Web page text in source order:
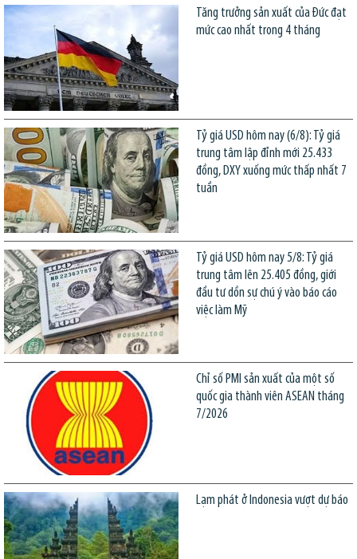
Tăng trưởng sản xuất của Đức đạt
mức cao nhất trong 4 tháng
Tỷ giá USD hôm nay (6/8): Tỷ giá
trung tâm lập đỉnh mới 25.433
đồng, DXY xuống mức thấp nhất 7
tuần
Tỷ giá USD hôm nay 5/8: Tỷ giá
trung tâm lên 25.405 đồng, giới
đầu tư dồn sự chú ý vào báo cáo
việc làm Mỹ
Chỉ số PMI sản xuất của một số
quốc gia thành viên ASEAN tháng
7/2026
Lạm phát ở Indonesia vượt dự báo